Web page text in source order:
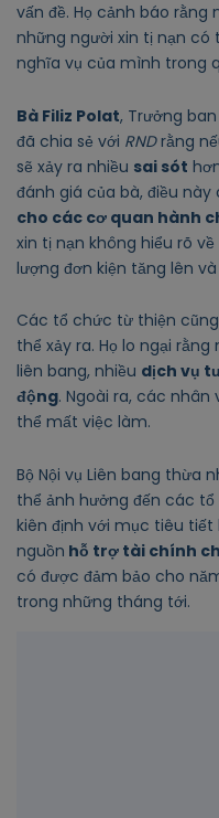
vấn đề. Họ cảnh báo rằng
những người xin tị nạn có
nghĩa vụ của mình trong
Bà Filiz Polat, Trưởng
đã chia sẻ với RNDrằng
sẽ xảy ra nhiều sai sót
đánh giá của bà, điều
cho các cơ quan hành
xin tị nạn không hiểu rõ
lượng đơn kiện tăng lên
Các tổ chức từ thiện
thể xảy ra. Họ lo ngại
liên bang, nhiều dịch vụ
động. Ngoài ra, các
thể mất việc làm.
Bộ Nội vụ Liên bang thừa
thể ảnh hưởng đến các
kiên định với mục tiêu tiết
nguồn hỗ trợ tài chính
có được đảm bảo cho
trong những tháng tới.